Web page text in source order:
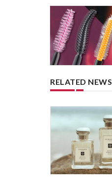
RELATED NEWS